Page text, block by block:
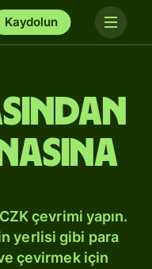
Kaydolun
çevrimi yapın.
yerlisi gibi para
çevirmek için